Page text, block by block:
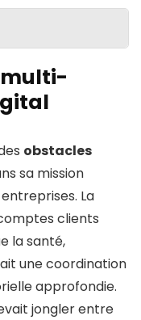
multi-
obstacles
sa mission
La
clients
la santé,
une coordination
approfondie.
jongler entre